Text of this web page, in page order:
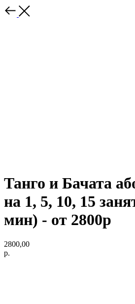
Танго и Бачата
на 1, 5, 10, 15
мин) - от 2800р
2800,00
р.